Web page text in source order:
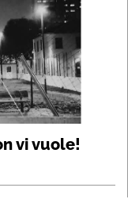
vi vuole!